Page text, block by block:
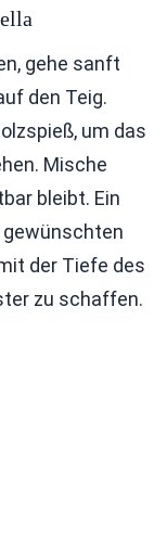
gehe sanft
den Teig.
um das
Mische
bleibt. Ein
gewünschten
der Tiefe des
zu schaffen.